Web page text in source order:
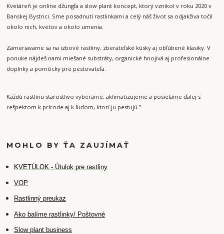
Kvetáreň je online džungľa a slow plant koncept, ktorý vznikol v roku 2020 v
Banskej Bystrici. Sme posadnutí rastlinkami a celý náš život sa odjakživa točil
okolo nich, kvetov a okolo umenia.
Zameriavame sa na izbové rastliny, zberateľské kúsky aj obľúbené klasiky. V
ponuke nájdeš nami miešané substráty, organické hnojivá aj profesionálne
doplnky a pomôcky pre pestovateľa.
Každú rastlinu starostlivo vyberáme, aklimatizujeme a posielame ďalej s
rešpektom k prírode aj k ľuďom, ktorí ju pestujú."
MOHLO BY ŤA ZAUJÍMAŤ
KVETÚLOK - Útulok pre rastliny
VOP
Rastlinný preukaz
Ako balíme rastlinky/ Poštovné
Slow plant business